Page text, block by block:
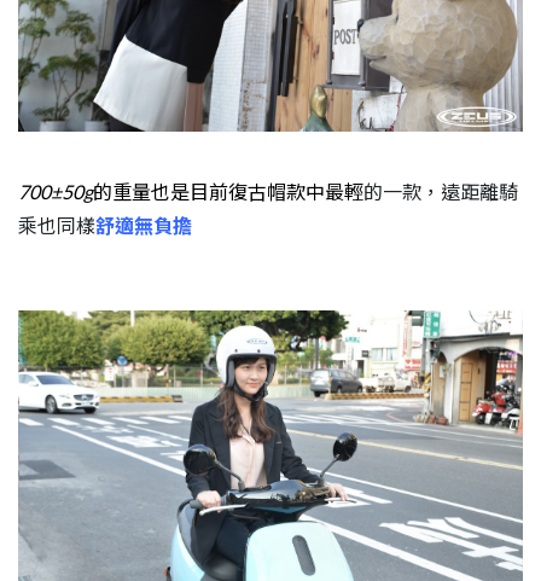
700±50g的重量也是目前復古帽款中最輕的一款，遠距離騎
乘也同樣舒適無負擔